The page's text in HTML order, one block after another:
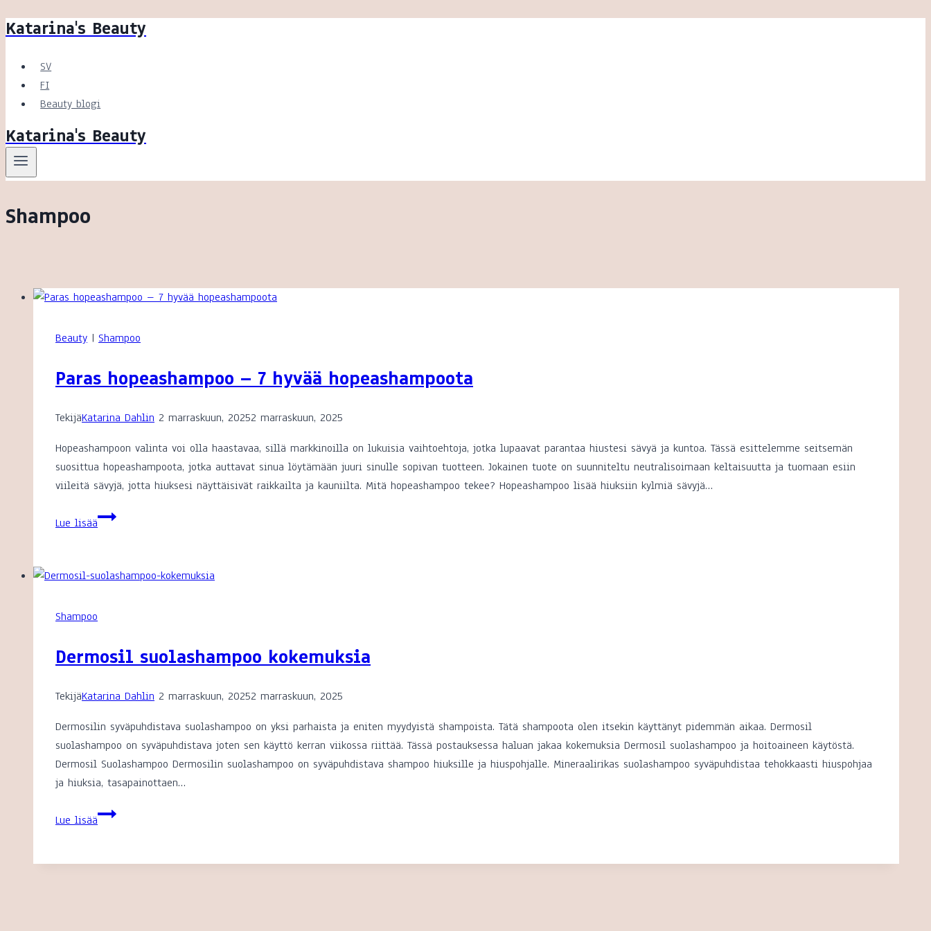
Siirry
Katarina's Beauty
SV
FI
Beauty blogi
Katarina's Beauty
Shampoo
Beauty | Shampoo
Paras hopeashampoo – 7 hyvää hopeashampoota
TekijäKatarina Dahlin 2 marraskuun, 20252 marraskuun, 2025
Hopeashampoon valinta voi olla haastavaa, sillä markkinoilla on lukuisia vaihtoehtoja, jotka lupaavat parantaa hiustesi sävyä ja kuntoa. Tässä esittelemme seitsemän
suosittua hopeashampoota, jotka auttavat sinua löytämään juuri sinulle sopivan tuotteen. Jokainen tuote on suunniteltu neutralisoimaan keltaisuutta ja tuomaan esiin
viileitä sävyjä, jotta hiuksesi näyttäisivät raikkailta ja kauniilta. Mitä hopeashampoo tekee? Hopeashampoo lisää hiuksiin kylmiä sävyjä…
Lue lisääParas
7
Shampoo
Dermosil suolashampoo kokemuksia
TekijäKatarina Dahlin 2 marraskuun, 20252 marraskuun, 2025
Dermosilin syväpuhdistava suolashampoo on yksi parhaista ja eniten myydyistä shampoista. Tätä shampoota olen itsekin käyttänyt pidemmän aikaa. Dermosil
suolashampoo on syväpuhdistava joten sen käyttö kerran viikossa riittää. Tässä postauksessa haluan jakaa kokemuksia Dermosil suolashampoo ja hoitoaineen käytöstä.
Dermosil Suolashampoo Dermosilin suolashampoo on syväpuhdistava shampoo hiuksille ja hiuspohjalle. Mineraalirikas suolashampoo syväpuhdistaa tehokkaasti hiuspohjaa
ja hiuksia, tasapainottaen…
Lue lisääDermosil